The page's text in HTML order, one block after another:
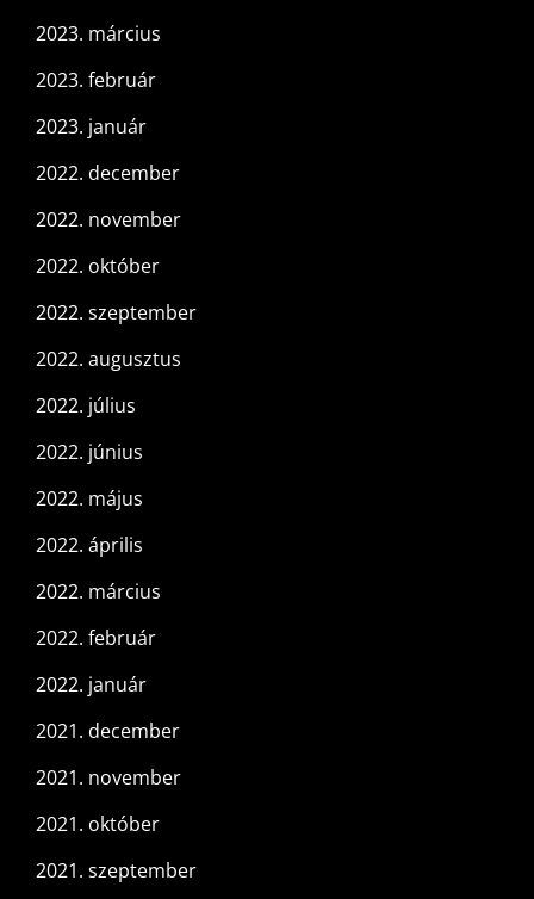
2023. március
2023. február
2023. január
2022. december
2022. november
2022. október
2022. szeptember
2022. augusztus
2022. július
2022. június
2022. május
2022. április
2022. március
2022. február
2022. január
2021. december
2021. november
2021. október
2021. szeptember